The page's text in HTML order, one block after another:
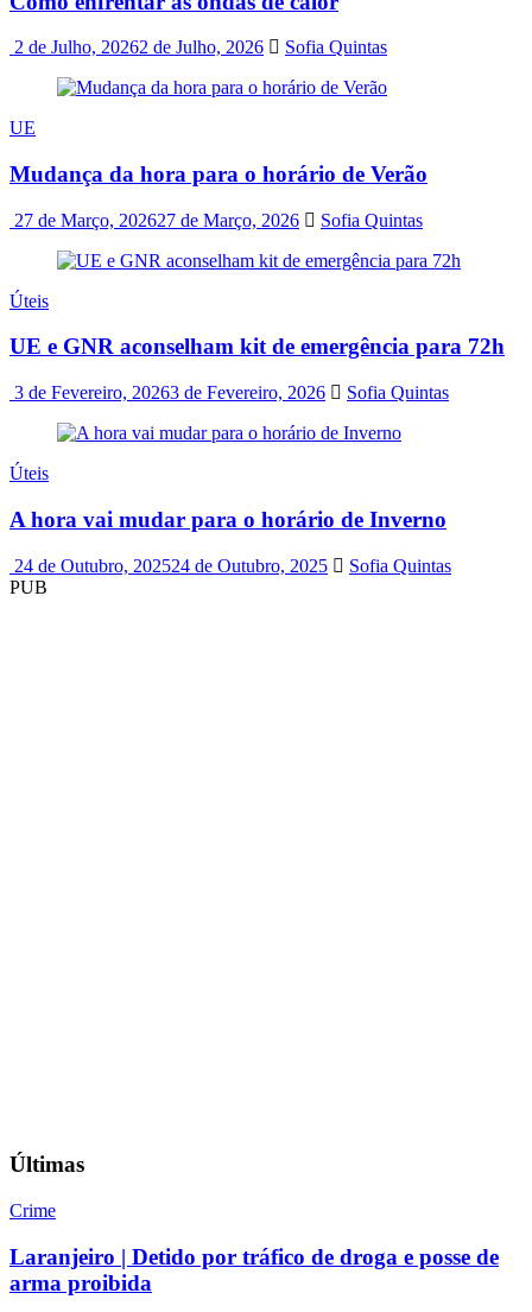
2 de Julho, 20262 de Julho, 2026 Sofia Quintas
UE
Mudança da hora para o horário de Verão
27 de Março, 202627 de Março, 2026 Sofia Quintas
Úteis
UE e GNR aconselham kit de emergência para 72h
3 de Fevereiro, 20263 de Fevereiro, 2026 Sofia Quintas
Úteis
A hora vai mudar para o horário de Inverno
24 de Outubro, 202524 de Outubro, 2025
Sofia Quintas
PUB
Últimas
Crime
Laranjeiro | Detido por tráfico de droga e posse de
arma proibida